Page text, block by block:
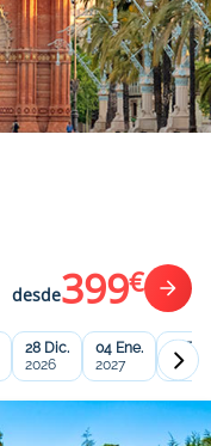
desde399€
28 Dic.
2026
04 Ene.
2027
11 Ene.
2027